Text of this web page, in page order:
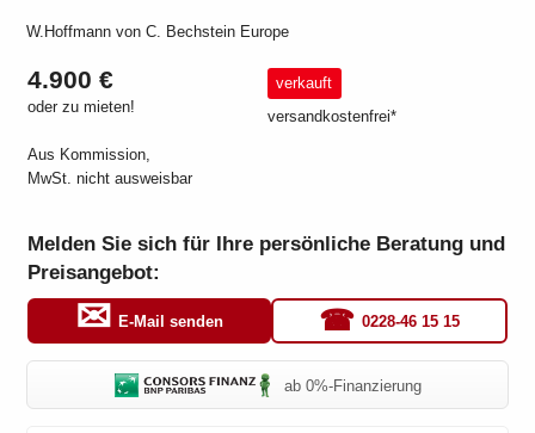
W.Hoffmann von C. Bechstein Europe
4.900 €
oder zu mieten!
Aus Kommission,
MwSt. nicht ausweisbar
verkauft
versandkostenfrei*
Melden Sie sich für Ihre persönliche Beratung und
Preisangebot:
E-Mail senden 0228-46 15 15
ab 0%-Finanzierung